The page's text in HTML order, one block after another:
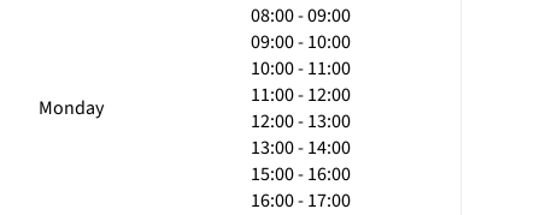
Monday
08:00 - 09:00
09:00 - 10:00
10:00 - 11:00
11:00 - 12:00
12:00 - 13:00
13:00 - 14:00
15:00 - 16:00
16:00 - 17:00